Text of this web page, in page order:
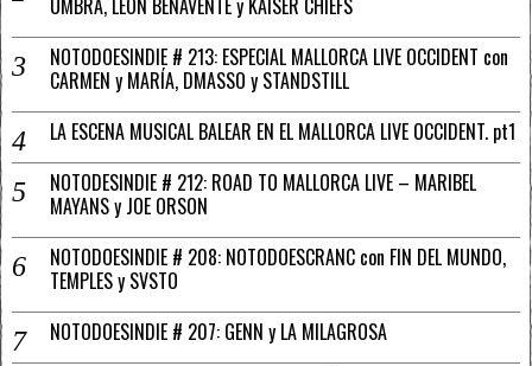
NOTODOESINDIE # 213: ESPECIAL MALLORCA LIVE OCCIDENT con
CARMEN y MARÍA, DMASSO y STANDSTILL
LA ESCENA MUSICAL BALEAR EN EL MALLORCA LIVE OCCIDENT. pt1
NOTODESINDIE # 212: ROAD TO MALLORCA LIVE – MARIBEL
MAYANS y JOE ORSON
NOTODOESINDIE # 208: NOTODOESCRANC con FIN DEL MUNDO,
TEMPLES y SVSTO
NOTODOESINDIE # 207: GENN y LA MILAGROSA